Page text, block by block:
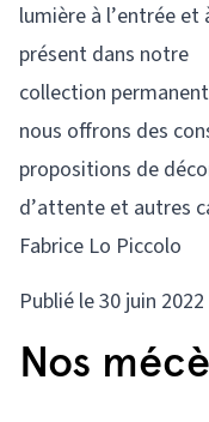
lumière à l’entrée
présent dans notre
collection
nous offrons des
propositions de
d’attente et autres
Fabrice Lo Piccolo
Publié le 30 juin 2022
Nos